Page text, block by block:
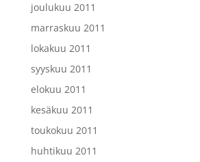
joulukuu 2011
marraskuu 2011
lokakuu 2011
syyskuu 2011
elokuu 2011
kesäkuu 2011
toukokuu 2011
huhtikuu 2011